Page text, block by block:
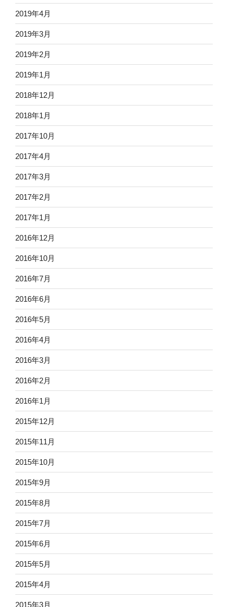
2019年4月
2019年3月
2019年2月
2019年1月
2018年12月
2018年1月
2017年10月
2017年4月
2017年3月
2017年2月
2017年1月
2016年12月
2016年10月
2016年7月
2016年6月
2016年5月
2016年4月
2016年3月
2016年2月
2016年1月
2015年12月
2015年11月
2015年10月
2015年9月
2015年8月
2015年7月
2015年6月
2015年5月
2015年4月
2015年3月